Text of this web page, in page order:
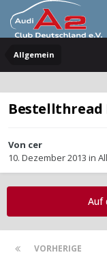
Allgemein
Bestellthread
Von cer
10. Dezember 2013 in
Auf
VORHERIGE